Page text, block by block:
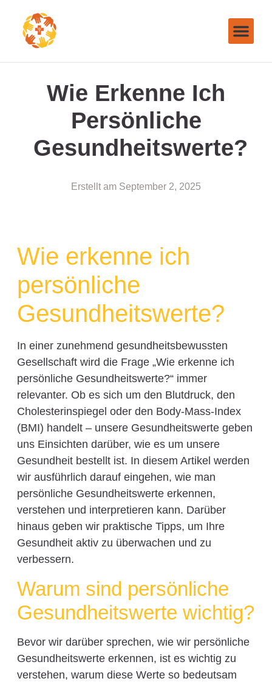
Wie Erkenne Ich
Persönliche
Gesundheitswerte?
Erstellt am September 2, 2025
Wie erkenne ich
persönliche
Gesundheitswerte?
In einer zunehmend gesundheitsbewussten
Gesellschaft wird die Frage „Wie erkenne ich
persönliche Gesundheitswerte?“ immer
relevanter. Ob es sich um den Blutdruck, den
Cholesterinspiegel oder den Body-Mass-Index
(BMI) handelt – unsere Gesundheitswerte geben
uns Einsichten darüber, wie es um unsere
Gesundheit bestellt ist. In diesem Artikel werden
wir ausführlich darauf eingehen, wie man
persönliche Gesundheitswerte erkennen,
verstehen und interpretieren kann. Darüber
hinaus geben wir praktische Tipps, um Ihre
Gesundheit aktiv zu überwachen und zu
verbessern.
Warum sind persönliche
Gesundheitswerte wichtig?
Bevor wir darüber sprechen, wie wir persönliche
Gesundheitswerte erkennen, ist es wichtig zu
verstehen, warum diese Werte so bedeutsam